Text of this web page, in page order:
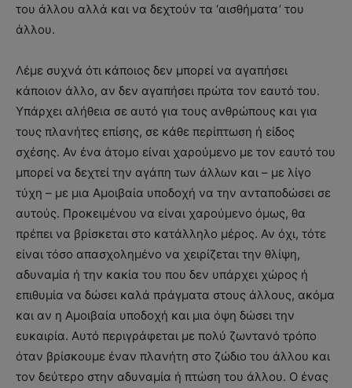
του άλλου αλλά και να δεχτούν τα ‘αισθήματα’ του
άλλου.
Λέμε συχνά ότι κάποιος δεν μπορεί να αγαπήσει
κάποιον άλλο, αν δεν αγαπήσει πρώτα τον εαυτό του.
Υπάρχει αλήθεια σε αυτό για τους ανθρώπους και για
τους πλανήτες επίσης, σε κάθε περίπτωση ή είδος
σχέσης. Αν ένα άτομο είναι χαρούμενο με τον εαυτό του
μπορεί να δεχτεί την αγάπη των άλλων και – με λίγο
τύχη – με μια Αμοιβαία υποδοχή να την ανταποδώσει σε
αυτούς. Προκειμένου να είναι χαρούμενο όμως, θα
πρέπει να βρίσκεται στο κατάλληλο μέρος. Αν όχι, τότε
είναι τόσο απασχολημένο να χειρίζεται την θλίψη,
αδυναμία ή την κακία του που δεν υπάρχει χώρος ή
επιθυμία να δώσει καλά πράγματα στους άλλους, ακόμα
και αν η Αμοιβαία υποδοχή και μια όψη δώσει την
ευκαιρία. Αυτό περιγράφεται με πολύ ζωντανό τρόπο
όταν βρίσκουμε έναν πλανήτη στο ζώδιο του άλλου και
τον δεύτερο στην αδυναμία ή πτώση του άλλου. Ο ένας